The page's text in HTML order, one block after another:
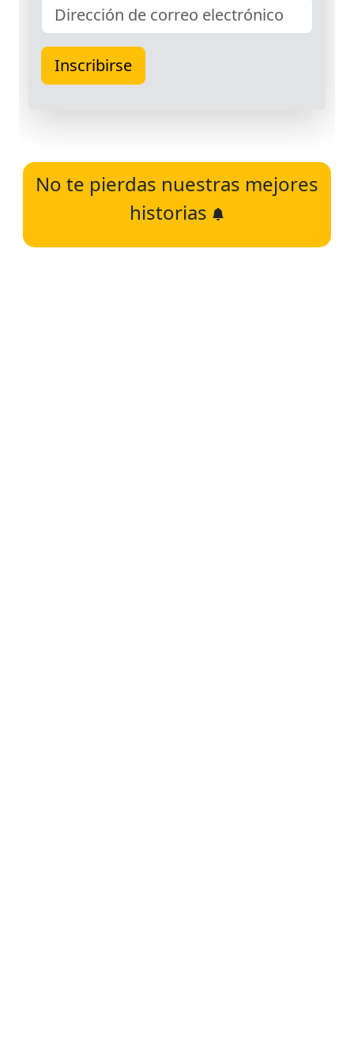
No te pierdas nuestras mejores
historias